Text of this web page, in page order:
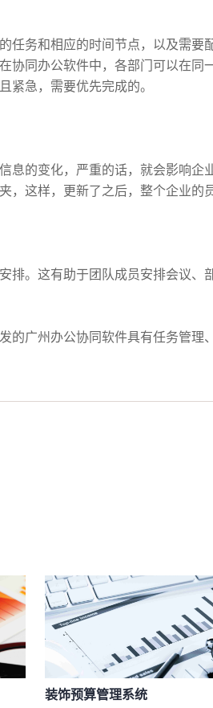
务和相应的时间节点，以及需
同办公软件中，各部门可以在
紧急，需要优先完成的。
的变化，严重的话，就会影响
这样，更新了之后，整个企业的
。这有助于团队成员安排会议
广州办公协同软件具有任务管
装饰预算管理系统